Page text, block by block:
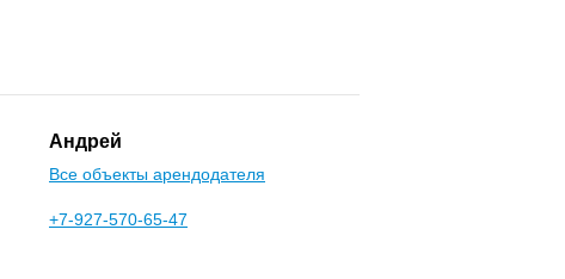
Андрей
Все объекты арендодателя
+7-927-570-65-47